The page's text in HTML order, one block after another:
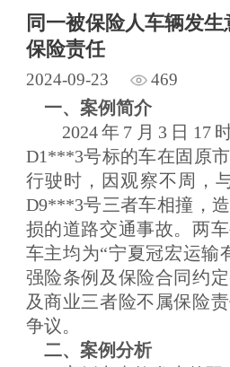
同一被保险人车辆发
保险责任
2024-09-23 469
一、案例简介
2024年7月3日17
D1***3号标的车在固原
行驶时，因观察不周，
D9***3号三者车相撞，
损的道路交通事故。两
车主均为“宁夏冠宏运输
强险条例及保险合同约
及商业三者险不属保险
争议。
二、案例分析